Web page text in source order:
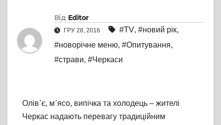
Від Editor
ГРУ 28, 2016 #TV, #новий рік,
#новорічне меню, #Опитування,
#страви, #Черкаси
Олів᾽є, м᾽ясо, випічка та холодець – жителі
Черкас надають перевагу традиційним